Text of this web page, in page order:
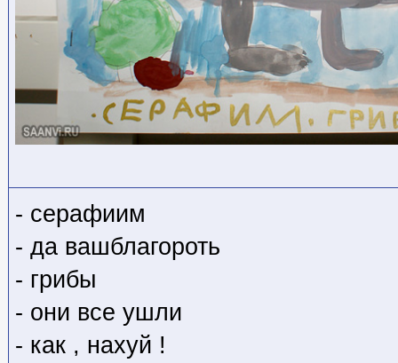
- серафиим
- да вашблагороть
- грибы
- они все ушли
- как , нахуй !